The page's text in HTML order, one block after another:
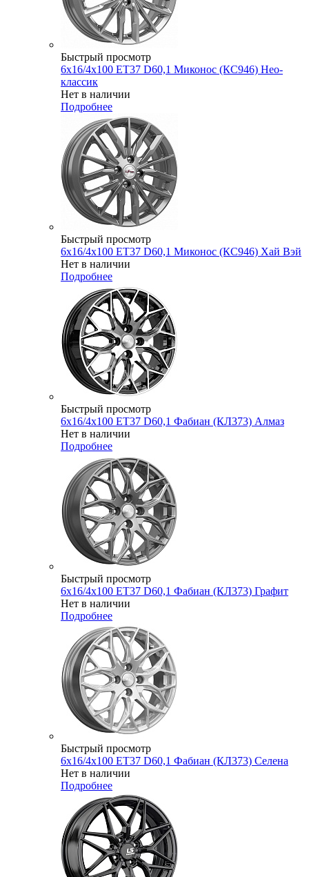
Быстрый просмотр
6x16/4x100 ET37 D60,1 Миконос (КС946) Нео-
классик
Нет в наличии
Подробнее
Быстрый просмотр
6x16/4x100 ET37 D60,1 Миконос (КС946) Хай Вэй
Нет в наличии
Подробнее
Быстрый просмотр
6x16/4x100 ET37 D60,1 Фабиан (КЛ373) Алмаз
Нет в наличии
Подробнее
Быстрый просмотр
6x16/4x100 ET37 D60,1 Фабиан (КЛ373) Графит
Нет в наличии
Подробнее
Быстрый просмотр
6x16/4x100 ET37 D60,1 Фабиан (КЛ373) Селена
Нет в наличии
Подробнее